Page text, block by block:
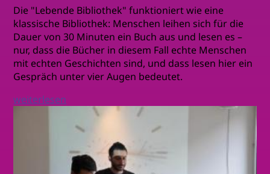
Die "Lebende Bibliothek" funktioniert wie eine
klassische Bibliothek: Menschen leihen sich für die
Dauer von 30 Minuten ein Buch aus und lesen es –
nur, dass die Bücher in diesem Fall echte Menschen
mit echten Geschichten sind, und dass lesen hier ein
Gespräch unter vier Augen bedeutet.
weiterlesen